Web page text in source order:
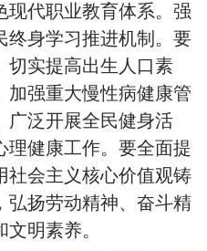
现代职业教育体系。强
终身学习推进机制。要
切实提高出生人口素
加强重大慢性病健康管
广泛开展全民健身活
理健康工作。要全面提
社会主义核心价值观铸
弘扬劳动精神、奋斗精
明素养。